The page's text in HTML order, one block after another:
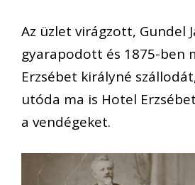
Az üzlet virágzott, Gundel
gyarapodott és 1875-ben
Erzsébet királyné
utóda ma is Hotel
a vendégeket.